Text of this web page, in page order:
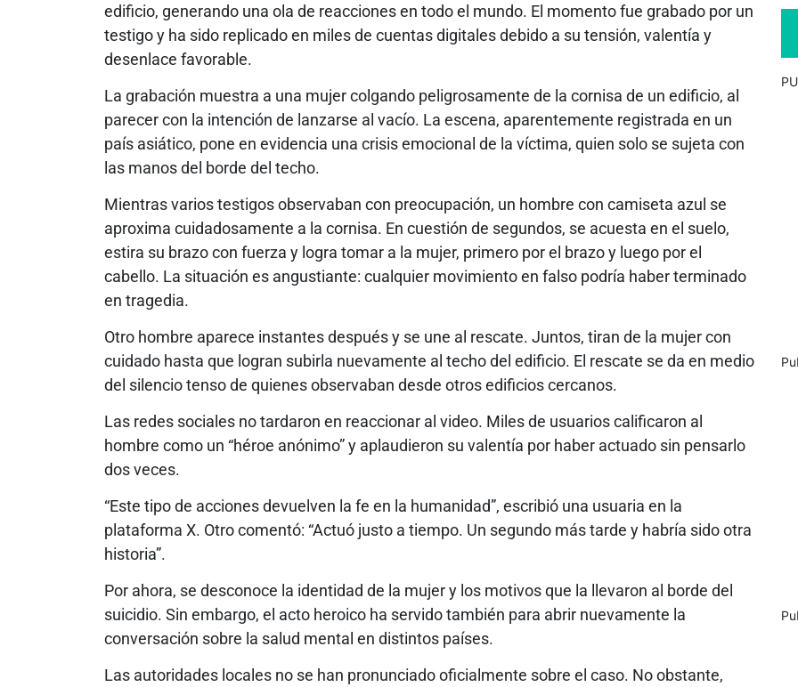
edificio, generando una ola de reacciones en todo el mundo. El momento fue grabado por un
testigo y ha sido replicado en miles de cuentas digitales debido a su tensión, valentía y
desenlace favorable.
La grabación muestra a una mujer colgando peligrosamente de la cornisa de un edificio, al
parecer con la intención de lanzarse al vacío. La escena, aparentemente registrada en un
país asiático, pone en evidencia una crisis emocional de la víctima, quien solo se sujeta con
las manos del borde del techo.
Mientras varios testigos observaban con preocupación, un hombre con camiseta azul se
aproxima cuidadosamente a la cornisa. En cuestión de segundos, se acuesta en el suelo,
estira su brazo con fuerza y logra tomar a la mujer, primero por el brazo y luego por el
cabello. La situación es angustiante: cualquier movimiento en falso podría haber terminado
en tragedia.
Otro hombre aparece instantes después y se une al rescate. Juntos, tiran de la mujer con
cuidado hasta que logran subirla nuevamente al techo del edificio. El rescate se da en medio
del silencio tenso de quienes observaban desde otros edificios cercanos.
Las redes sociales no tardaron en reaccionar al video. Miles de usuarios calificaron al
hombre como un “héroe anónimo” y aplaudieron su valentía por haber actuado sin pensarlo
dos veces.
“Este tipo de acciones devuelven la fe en la humanidad”, escribió una usuaria en la
plataforma X. Otro comentó: “Actuó justo a tiempo. Un segundo más tarde y habría sido otra
historia”.
Por ahora, se desconoce la identidad de la mujer y los motivos que la llevaron al borde del
suicidio. Sin embargo, el acto heroico ha servido también para abrir nuevamente la
conversación sobre la salud mental en distintos países.
Las autoridades locales no se han pronunciado oficialmente sobre el caso. No obstante,